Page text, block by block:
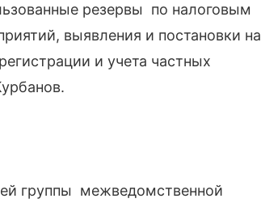
резервы по налоговым
выявления и постановки на
и учета частных
группы межведомственной